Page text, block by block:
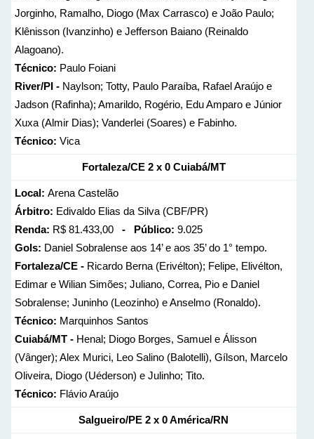
Jorginho, Ramalho, Diogo (Max Carrasco) e João Paulo;
Klênisson (Ivanzinho) e Jefferson Baiano (Reinaldo
Alagoano).
Técnico: Paulo Foiani
River/PI -Naylson; Totty, Paulo Paraíba, Rafael Araújo e
Jadson (Rafinha); Amarildo, Rogério, Edu Amparo e Júnior
Xuxa (Almir Dias); Vanderlei (Soares) e Fabinho.
Técnico: Vica
Fortaleza/CE 2 x 0 Cuiabá/MT
Local: Arena Castelão
Árbitro: Edivaldo Elias da Silva (CBF/PR)
Renda: R$ 81.433,00 - Público: 9.025
Gols: Daniel Sobralense aos 14’ e aos 35’ do 1° tempo.
Fortaleza/CE - Ricardo Berna (Erivélton); Felipe, Elivélton,
Edimar e Wilian Simões; Juliano, Correa, Pio e Daniel
Sobralense; Juninho (Leozinho) e Anselmo (Ronaldo).
Técnico: Marquinhos Santos
Cuiabá/MT - Henal; Diogo Borges, Samuel e Álisson
(Vânger); Alex Murici, Leo Salino (Balotelli), Gílson, Marcelo
Oliveira, Diogo (Uéderson) e Julinho; Tito.
Técnico: Flávio Araújo
Salgueiro/PE 2 x 0 América/RN